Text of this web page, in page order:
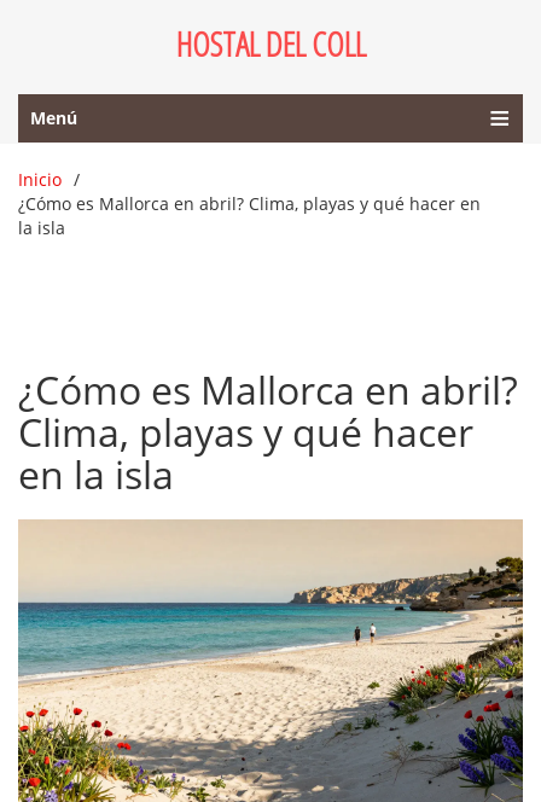
HOSTAL DEL COLL
Menú
Inicio
¿Cómo es Mallorca en abril? Clima, playas y qué hacer en
la isla
¿Cómo es Mallorca en abril?
Clima, playas y qué hacer
en la isla